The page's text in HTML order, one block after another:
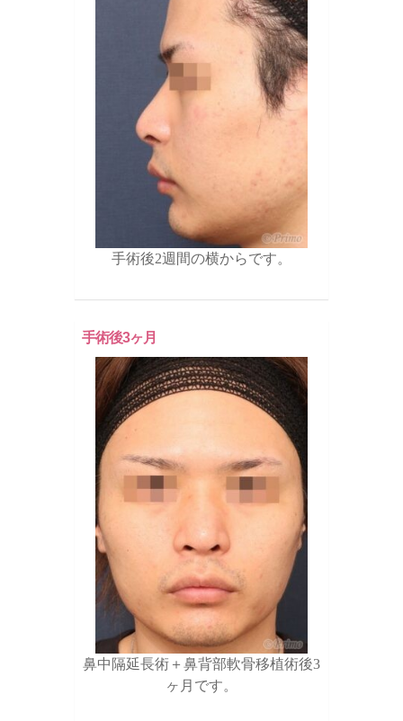
手術後2週間の横からです。
手術後3ヶ月
鼻中隔延長術＋鼻背部軟骨移植術後3
ヶ月です。